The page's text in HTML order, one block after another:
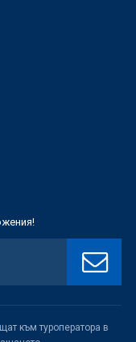
към туроператора в